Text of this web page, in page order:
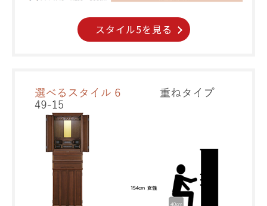
スタイル5を見る